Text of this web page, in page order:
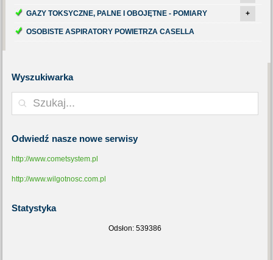
GAZY TOKSYCZNE, PALNE I OBOJĘTNE - POMIARY +
OSOBISTE ASPIRATORY POWIETRZA CASELLA
Wyszukiwarka
Odwiedź nasze nowe serwisy
http://www.cometsystem.pl
http://www.wilgotnosc.com.pl
Statystyka
Odsłon: 539386